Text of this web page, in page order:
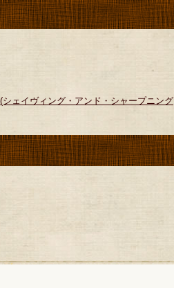
ェイヴィング・アンド・シャープニング